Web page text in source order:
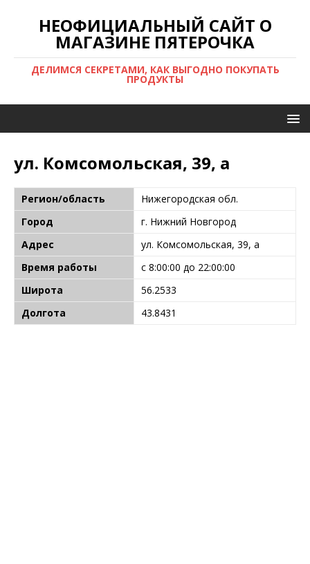
НЕОФИЦИАЛЬНЫЙ САЙТ О
МАГАЗИНЕ ПЯТЕРОЧКА
ДЕЛИМСЯ СЕКРЕТАМИ, КАК ВЫГОДНО ПОКУПАТЬ
ПРОДУКТЫ
ул. Комсомольская, 39, а
Регион/область
Нижегородская обл.
Город
г. Нижний Новгород
Адрес
ул. Комсомольская, 39, а
Время работы
с 8:00:00 до 22:00:00
Широта
56.2533
Долгота
43.8431